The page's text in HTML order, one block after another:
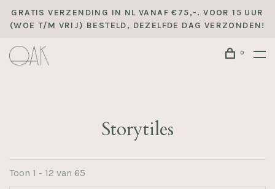
GRATIS VERZENDING IN NL VANAF €75,-. VOOR 15 UUR
(WOE T/M VRIJ) BESTELD, DEZELFDE DAG VERZONDEN!
0
Storytiles
Toon 1 - 12 van 65